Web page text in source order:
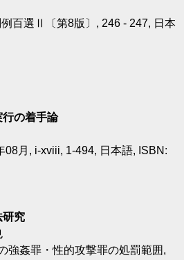
百選Ⅱ〔第8版〕, 246 - 247, 日本
の着手論
08月, i-xviii, 1-494, 日本語, ISBN:
研究
強姦罪・性的攻撃罪の処罰範囲,